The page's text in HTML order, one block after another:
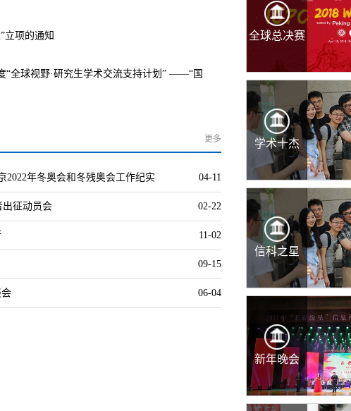
稿
立项的通知
“全球视野·研究生学术交流支持计划” ——“国
更多
年冬奥会和冬残奥会工作纪实 04-11
出征动员会 02-22
11-02
09-15
06-04
全球总决赛
学术十杰
信科之星
新年晚会